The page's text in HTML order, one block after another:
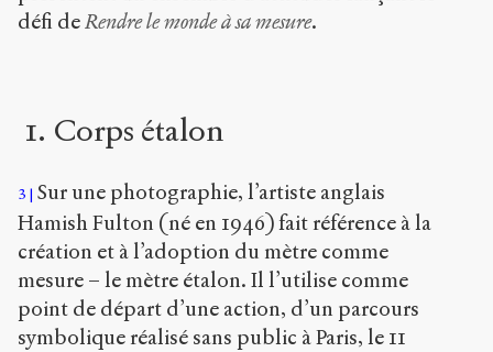
défi deRendre le monde à sa mesure.
1. Corps étalon
3
Sur une photographie, l’artiste anglais
Hamish Fulton (né en 1946) fait référence à la
création et à l’adoption du mètre comme
mesure – le mètre étalon. Il l’utilise comme
point de départ d’une action, d’un parcours
symbolique réalisé sans public à Paris, le 11